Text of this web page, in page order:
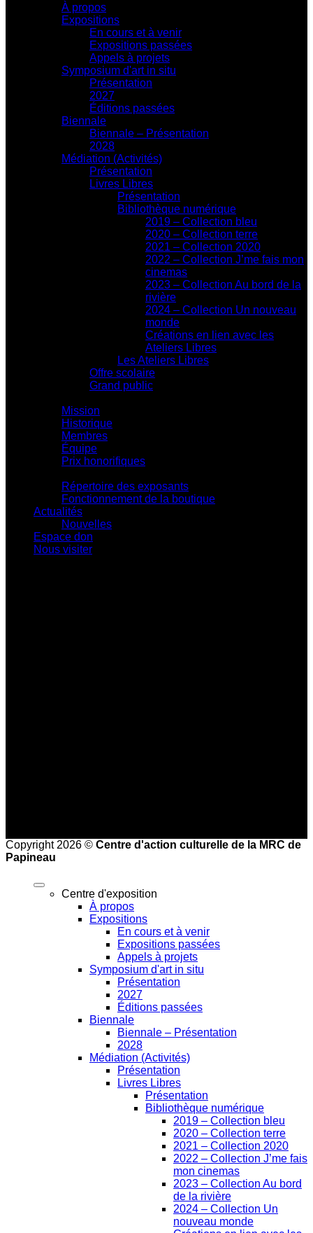
À propos
Expositions
En cours et à venir
Expositions passées
Appels à projets
Symposium d'art in situ
Présentation
2027
Éditions passées
Biennale
Biennale – Présentation
2028
Médiation (Activités)
Présentation
Livres Libres
Présentation
Bibliothèque numérique
2019 – Collection bleu
2020 – Collection terre
2021 – Collection 2020
2022 – Collection J’me fais mon
cinemas
2023 – Collection Au bord de la
rivière
2024 – Collection Un nouveau
monde
Créations en lien avec les
Ateliers Libres
Les Ateliers Libres
Offre scolaire
Grand public
Mission
Historique
Membres
Équipe
Prix honorifiques
Répertoire des exposants
Fonctionnement de la boutique
Actualités
Nouvelles
Espace don
Nous visiter
Copyright 2026 © Centre d'action culturelle de la MRC de
Papineau
Centre d'exposition
À propos
Expositions
En cours et à venir
Expositions passées
Appels à projets
Symposium d'art in situ
Présentation
2027
Éditions passées
Biennale
Biennale – Présentation
2028
Médiation (Activités)
Présentation
Livres Libres
Présentation
Bibliothèque numérique
2019 – Collection bleu
2020 – Collection terre
2021 – Collection 2020
2022 – Collection J’me fais
mon cinemas
2023 – Collection Au bord
de la rivière
2024 – Collection Un
nouveau monde